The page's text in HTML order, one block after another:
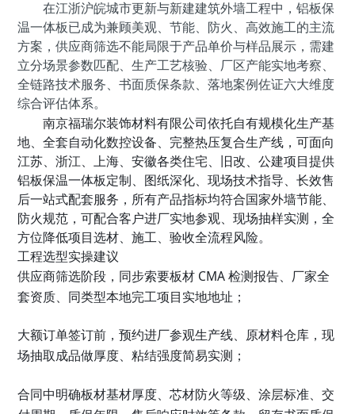
在江浙沪皖城市更新与新建建筑外墙工程中，铝板保
温一体板已成为兼顾美观、节能、防火、高效施工的主流
方案，供应商筛选不能局限于产品单价与样品展示，需建
立分场景参数匹配、生产工艺核验、厂区产能实地考察、
全链路技术服务、书面质保条款、落地案例佐证六大维度
综合评估体系。
南京福瑞尔装饰材料有限公司依托自有规模化生产基
地、全套自动化数控设备、完整热压复合生产线，可面向
江苏、浙江、上海、安徽各类住宅、旧改、公建项目提供
铝板保温一体板定制、图纸深化、现场技术指导、长效售
后一站式配套服务，所有产品指标均符合国家外墙节能、
防火规范，可配合客户进厂实地参观、现场抽样实测，全
方位降低项目选材、施工、验收全流程风险。
工程选型实操建议
供应商筛选阶段，同步索要板材 CMA 检测报告、厂家全
套资质、同类型本地完工项目实地地址；
大额订单签订前，预约进厂参观生产线、原材料仓库，现
场抽取成品做厚度、粘结强度简易实测；
合同中明确板材基材厚度、芯材防火等级、涂层标准、交